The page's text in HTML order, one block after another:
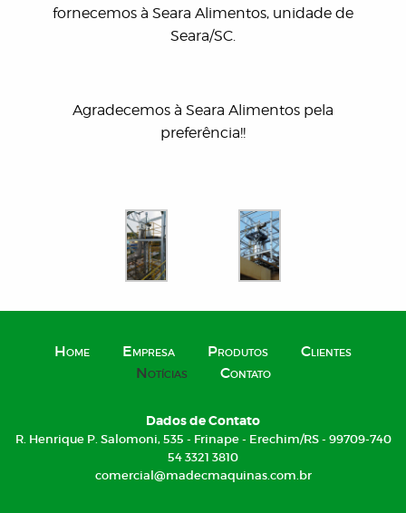
fornecemos à Seara Alimentos, unidade de
Seara/SC.
Agradecemos à Seara Alimentos pela
preferência!!
Home Empresa Produtos
Clientes
Notícias
Contato
Dados de Contato
R. Henrique P. Salomoni, 535 - Frinape - Erechim/RS - 99709-740
54 3321 3810
comercial@madecmaquinas.com.br